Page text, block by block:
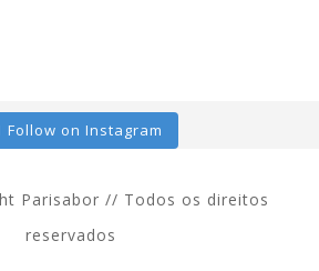
Follow on Instagram
Parisabor // Todos os direitos
reservados